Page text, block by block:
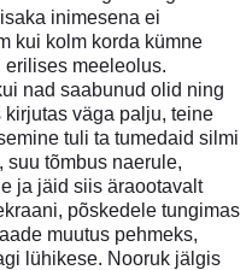
inimesena ei
kui kolm korda kümne
meeleolus.
nad saabunud olid ning
väga palju, teine
tuli ta tumedaid silmi
suu tõmbus naerule,
ja jäid siis äraootavalt
põskedele tungimas
muutus pehmeks,
lühikese. Nooruk jälgis